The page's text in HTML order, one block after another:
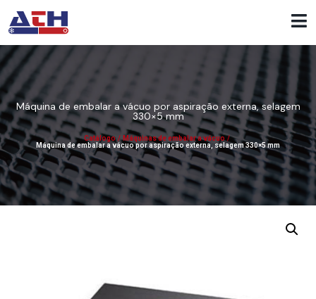
Máquina de embalar a vácuo por aspiração externa, selagem
330×5 mm
Catálogo / Máquinas de embalar a vácuo /
Máquina de embalar a vácuo por aspiração externa, selagem 330×5 mm